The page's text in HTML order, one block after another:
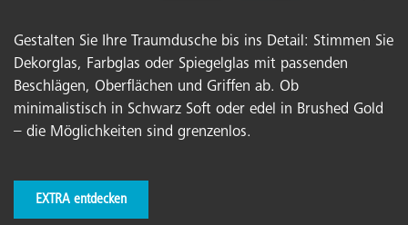
Gestalten Sie Ihre Traumdusche bis ins Detail: Stimmen Sie
Dekorglas, Farbglas oder Spiegelglas mit passenden
Beschlägen, Oberflächen und Griffen ab. Ob
minimalistisch in Schwarz Soft oder edel in Brushed Gold
– die Möglichkeiten sind grenzenlos.
EXTRA entdecken